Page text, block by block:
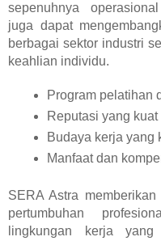
sepenuhnya
juga dapat
berbagai sektor industri
keahlian individu.
Program pelatihan
Reputasi yang
Budaya kerja yang
Manfaat dan
SERA Astra
pertumbuhan
lingkungan kerja